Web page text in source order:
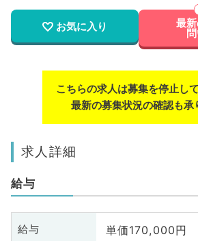
お気に入り 最
こちらの求人は募集を停止し
最新の募集状況の確認も承
求人詳細
給与
給与 単価170,000円